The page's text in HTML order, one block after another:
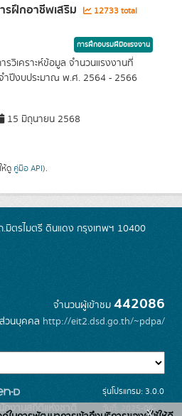
รฝึกอาชีพเสริม
12733 total
การฝึกอบรมฝีมือแรงงาน
วิเคราะห์ข้อมูล จำนวนแรงงานที่
ำปีงบประมาณ พ.ศ. 2564 - 2566
15 มิถุนายน 2568
ห้ดู คู่มือ API).
ตรไมตรี ดินแดง กรุงเทพฯ 10400
จำนวนผู้เข้าชม 442086
วนบุคคล http://eit2.dsd.go.th/~pdpa/
กงานสถิติแห่งชาติ
รุ่นโปรแกรม: 3.0.0
วันที่: 2025-06-